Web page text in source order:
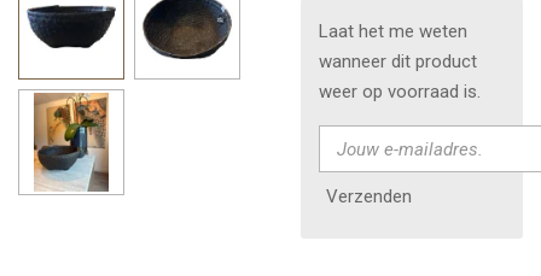
Laat het me weten
wanneer dit product
weer op voorraad is.
Verzenden